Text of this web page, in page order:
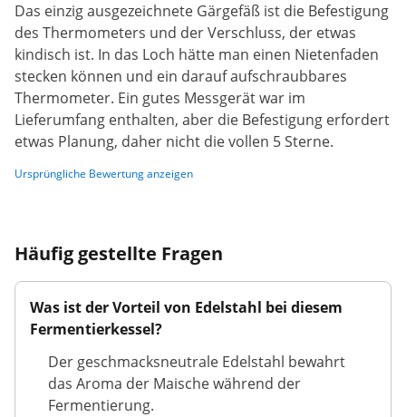
Das einzig ausgezeichnete Gärgefäß ist die Befestigung
des Thermometers und der Verschluss, der etwas
kindisch ist. In das Loch hätte man einen Nietenfaden
stecken können und ein darauf aufschraubbares
Thermometer. Ein gutes Messgerät war im
Lieferumfang enthalten, aber die Befestigung erfordert
etwas Planung, daher nicht die vollen 5 Sterne.
Ursprüngliche Bewertung anzeigen
Häufig gestellte Fragen
Was ist der Vorteil von Edelstahl bei diesem
Fermentierkessel?
Der geschmacksneutrale Edelstahl bewahrt
das Aroma der Maische während der
Fermentierung.